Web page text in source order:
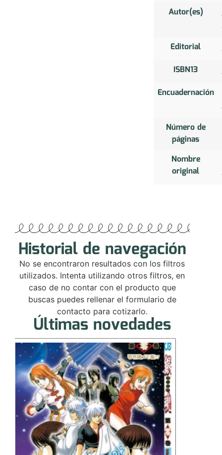
Autor(es)
Editorial
ISBN13
Encuadernación
Número de
páginas
Nombre
original
Historial de navegación
No se encontraron resultados con los filtros
utilizados. Intenta utilizando otros filtros, en
caso de no contar con el producto que
buscas puedes rellenar el formulario de
contacto para cotizarlo.
Últimas novedades